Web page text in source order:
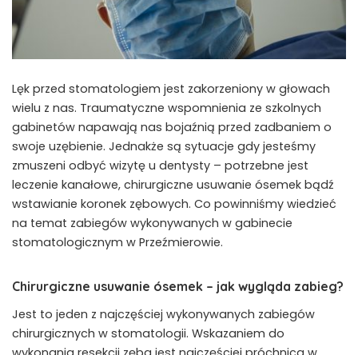
Lęk przed stomatologiem jest zakorzeniony w głowach
wielu z nas. Traumatyczne wspomnienia ze szkolnych
gabinetów napawają nas bojaźnią przed zadbaniem o
swoje uzębienie. Jednakże są sytuacje gdy jesteśmy
zmuszeni odbyć wizytę u dentysty – potrzebne jest
leczenie kanałowe, chirurgiczne usuwanie ósemek bądź
wstawianie koronek zębowych. Co powinniśmy wiedzieć
na temat zabiegów wykonywanych w gabinecie
stomatologicznym w Przeźmierowie.
Chirurgiczne usuwanie ósemek – jak wygląda zabieg?
Jest to jeden z najczęściej wykonywanych zabiegów
chirurgicznych w stomatologii. Wskazaniem do